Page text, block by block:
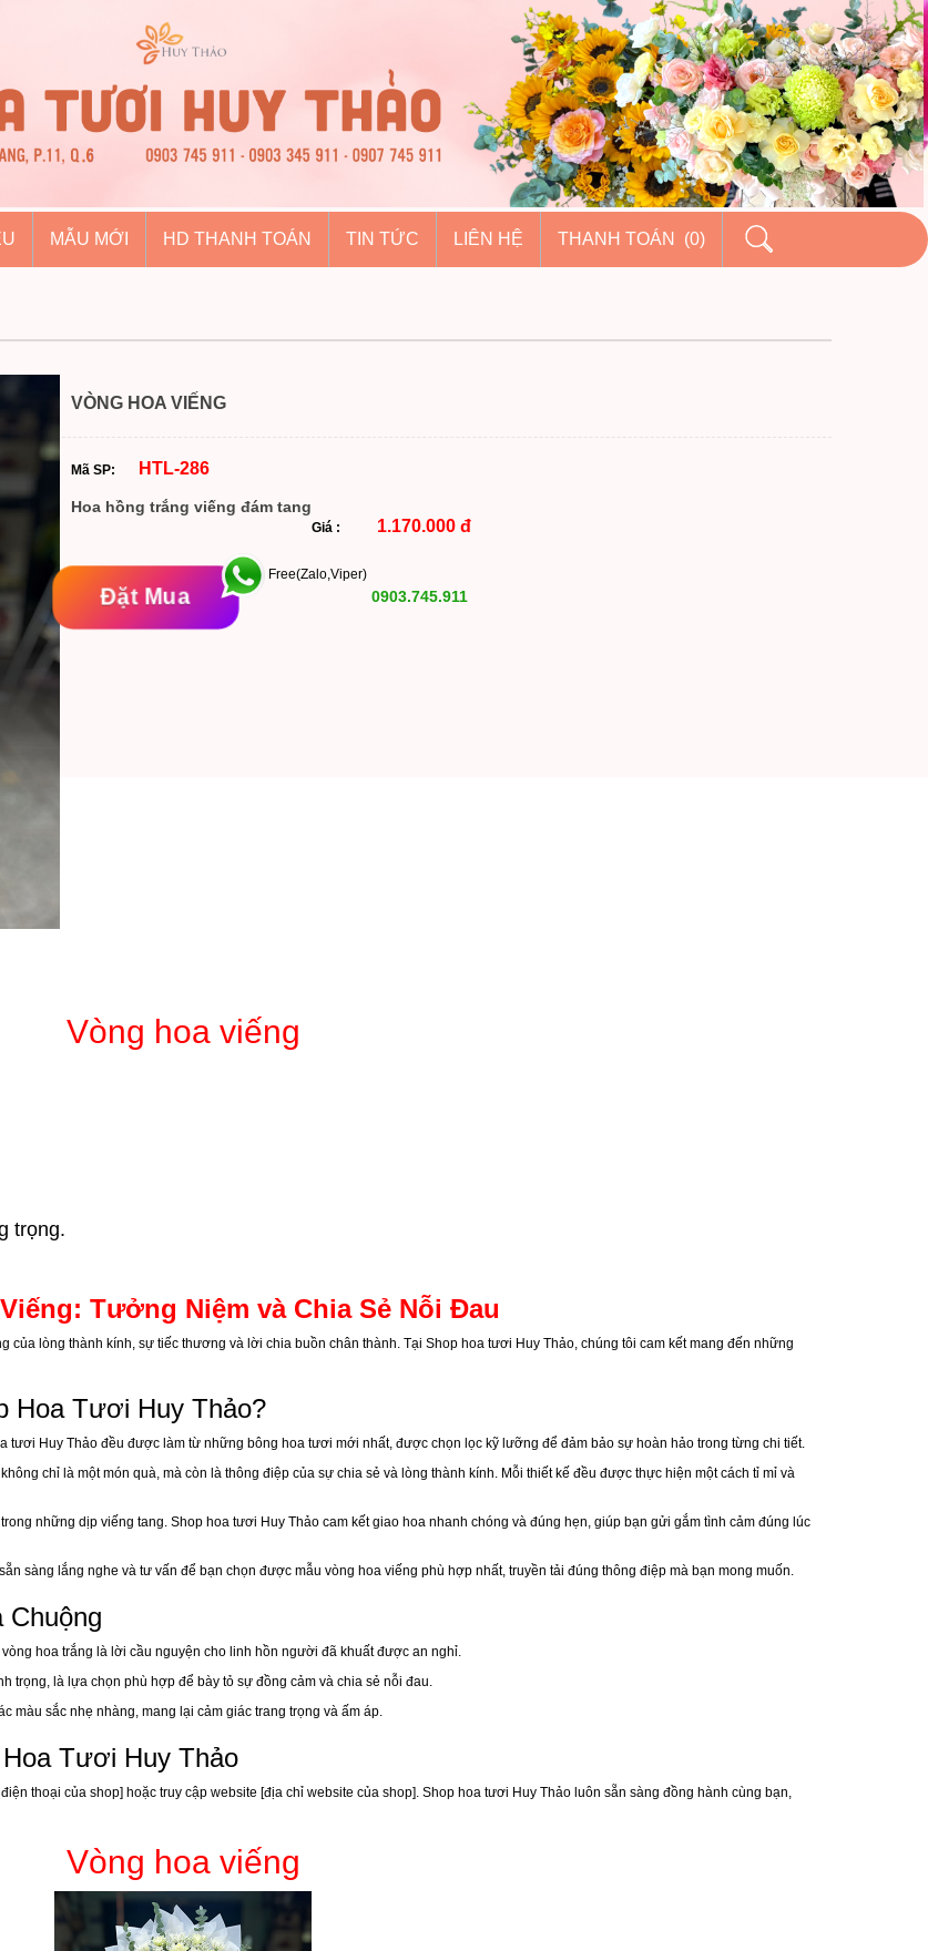
MẪU MỚI HD THANH TOÁN TIN TỨC LIÊN HỆ THANH TOÁN (0)
VÒNG HOA VIẾNG
Mã SP: HTL-286
Hoa hồng trắng viếng đám tang
Giá : 1.170.000 đ
Đặt Mua
Free(Zalo,Viper)
0903.745.911
Vòng hoa viếng
trọng.
Tưởng Niệm và Chia Sẻ Nỗi Đau
lòng thành kính, sự tiếc thương và lời chia buồn chân thành. Tại Shop hoa tươi Huy Thảo, chúng tôi cam kết mang đến những
Hoa Tươi Huy Thảo?
tươi Huy Thảo đều được làm từ những bông hoa tươi mới nhất, được chọn lọc kỹ lưỡng để đảm bảo sự hoàn hảo trong từng chi tiết.
chỉ là một món quà, mà còn là thông điệp của sự chia sẻ và lòng thành kính. Mỗi thiết kế đều được thực hiện một cách tỉ mỉ và
những dịp viếng tang. Shop hoa tươi Huy Thảo cam kết giao hoa nhanh chóng và đúng hẹn, giúp bạn gửi gắm tình cảm đúng lúc
sàng lắng nghe và tư vấn để bạn chọn được mẫu vòng hoa viếng phù hợp nhất, truyền tải đúng thông điệp mà bạn mong muốn.
hoa trắng là lời cầu nguyện cho linh hồn người đã khuất được an nghỉ.
trọng, là lựa chọn phù hợp để bày tỏ sự đồng cảm và chia sẻ nỗi đau.
màu sắc nhẹ nhàng, mang lại cảm giác trang trọng và ấm áp.
Tươi Huy Thảo
thoại của shop] hoặc truy cập website [địa chỉ website của shop]. Shop hoa tươi Huy Thảo luôn sẵn sàng đồng hành cùng bạn,
Vòng hoa viếng